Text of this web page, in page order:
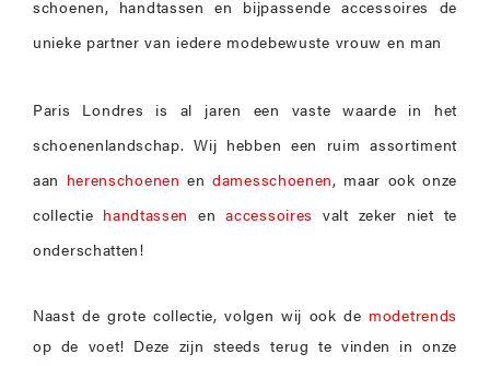
schoenen, handtassen en bijpassende accessoires de
unieke partner van iedere modebewuste vrouw en man
Paris Londres is al jaren een vaste waarde in het
schoenenlandschap. Wij hebben een ruim assortiment
aan herenschoenen endamesschoenen, maar ook onze
collectie handtassen enaccessoires valt zeker niet te
onderschatten!
Naast de grote collectie, volgen wij ook de modetrends
op de voet! Deze zijn steeds terug te vinden in onze